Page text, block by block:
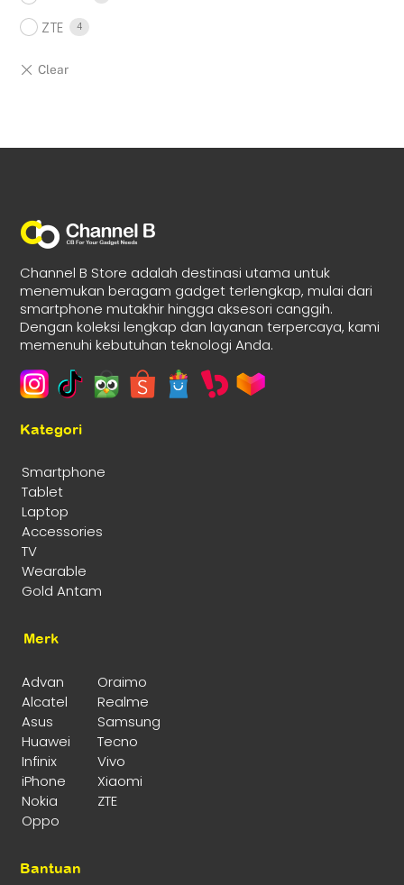
ZTE 4
Channel B Store adalah destinasi utama untuk
menemukan beragam gadget terlengkap, mulai dari
smartphone mutakhir hingga aksesori canggih.
Dengan koleksi lengkap dan layanan terpercaya, kami
memenuhi kebutuhan teknologi Anda.
Kategori
Smartphone
Tablet
Laptop
Accessories
TV
Wearable
Gold Antam
Merk
Advan
Oraimo
Alcatel
Realme
Asus
Samsung
Huawei
Tecno
Infinix
Vivo
iPhone
Xiaomi
Nokia
ZTE
Oppo
Bantuan